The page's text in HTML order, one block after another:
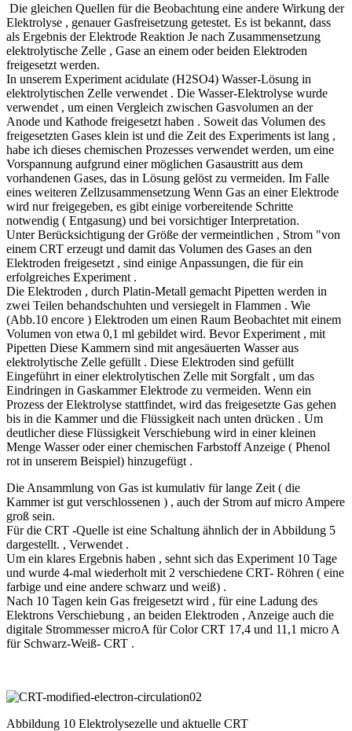
Die gleichen Quellen für die Beobachtung eine andere Wirkung der
Elektrolyse , genauer Gasfreisetzung getestet. Es ist bekannt, dass
als Ergebnis der Elektrode Reaktion Je nach Zusammensetzung
elektrolytische Zelle , Gase an einem oder beiden Elektroden
freigesetzt werden.
In unserem Experiment acidulate (H2SO4) Wasser-Lösung in
elektrolytischen Zelle verwendet . Die Wasser-Elektrolyse wurde
verwendet , um einen Vergleich zwischen Gasvolumen an der
Anode und Kathode freigesetzt haben . Soweit das Volumen des
freigesetzten Gases klein ist und die Zeit des Experiments ist lang ,
habe ich dieses chemischen Prozesses verwendet werden, um eine
Vorspannung aufgrund einer möglichen Gasaustritt aus dem
vorhandenen Gases, das in Lösung gelöst zu vermeiden. Im Falle
eines weiteren Zellzusammensetzung Wenn Gas an einer Elektrode
wird nur freigegeben, es gibt einige vorbereitende Schritte
notwendig ( Entgasung) und bei vorsichtiger Interpretation.
Unter Berücksichtigung der Größe der vermeintlichen , Strom "von
einem CRT erzeugt und damit das Volumen des Gases an den
Elektroden freigesetzt , sind einige Anpassungen, die für ein
erfolgreiches Experiment .
Die Elektroden , durch Platin-Metall gemacht Pipetten werden in
zwei Teilen behandschuhten und versiegelt in Flammen . Wie
(Abb.10 encore ) Elektroden um einen Raum Beobachtet mit einem
Volumen von etwa 0,1 ml gebildet wird. Bevor Experiment , mit
Pipetten Diese Kammern sind mit angesäuerten Wasser aus
elektrolytische Zelle gefüllt . Diese Elektroden sind gefüllt
Eingeführt in einer elektrolytischen Zelle mit Sorgfalt , um das
Eindringen in Gaskammer Elektrode zu vermeiden. Wenn ein
Prozess der Elektrolyse stattfindet, wird das freigesetzte Gas gehen
bis in die Kammer und die Flüssigkeit nach unten drücken . Um
deutlicher diese Flüssigkeit Verschiebung wird in einer kleinen
Menge Wasser oder einer chemischen Farbstoff Anzeige ( Phenol
rot in unserem Beispiel) hinzugefügt .
Die Ansammlung von Gas ist kumulativ für lange Zeit ( die
Kammer ist gut verschlossenen ) , auch der Strom auf micro Ampere
groß sein.
Für die CRT -Quelle ist eine Schaltung ähnlich der in Abbildung 5
dargestellt. , Verwendet .
Um ein klares Ergebnis haben , sehnt sich das Experiment 10 Tage
und wurde 4-mal wiederholt mit 2 verschiedene CRT- Röhren ( eine
farbige und eine andere schwarz und weiß) .
Nach 10 Tagen kein Gas freigesetzt wird , für eine Ladung des
Elektrons Verschiebung , an beiden Elektroden , Anzeige auch die
digitale Strommesser microA für Color CRT 17,4 und 11,1 micro A
für Schwarz-Weiß- CRT .
Abbildung 10 Elektrolysezelle und aktuelle CRT